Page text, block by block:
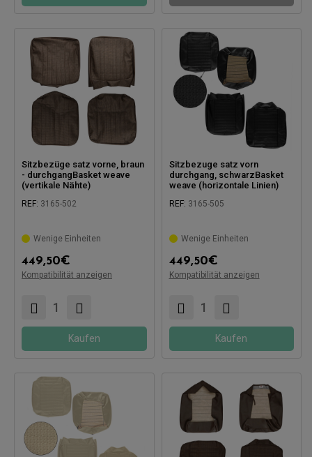
Sitzbezüge satz vorne, braun
- durchgangBasket weave
(vertikale Nähte)
REF: 3165-502
Wenige Einheiten
449,50€
Kompatibilität anzeigen
Kaufen
Sitzbezuge satz vorn
durchgang, schwarzBasket
weave (horizontale Linien)
REF: 3165-505
Wenige Einheiten
449,50€
Kompatibilität anzeigen
Kompatibel mit:
Kaufen